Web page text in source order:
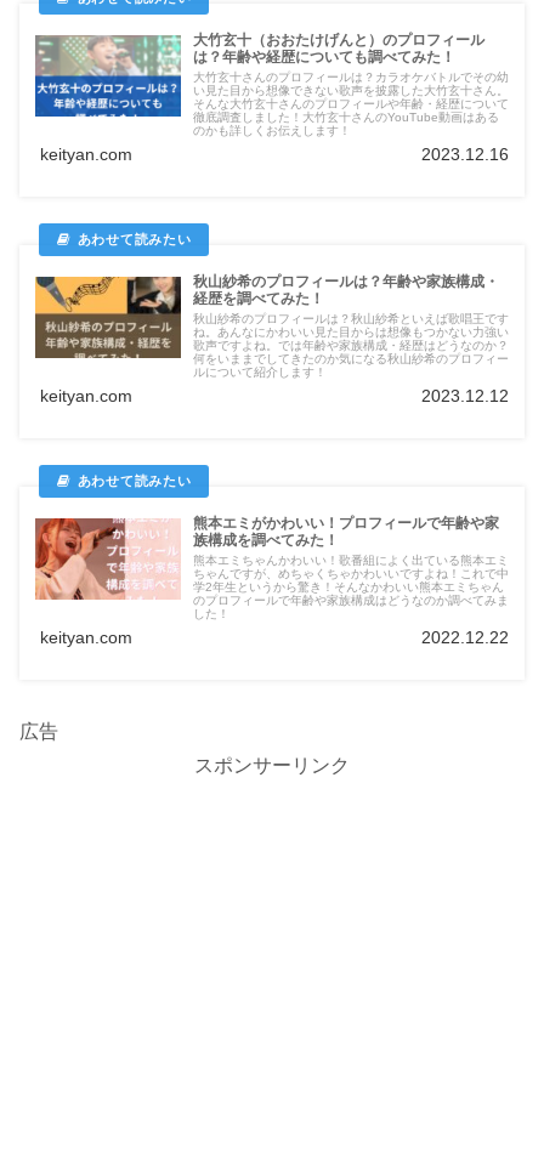
大竹玄十（おおたけげんと）のプロフィール
は？年齢や経歴についても調べてみた！
大竹玄十さんのプロフィールは？カラオケバトルでその幼
い見た目から想像できない歌声を披露した大竹玄十さん。
そんな大竹玄十さんのプロフィールや年齢・経歴について
徹底調査しました！大竹玄十さんのYouTube動画はある
のかも詳しくお伝えします！
keityan.com 2023.12.16
秋山紗希のプロフィールは？年齢や家族構成・
経歴を調べてみた！
秋山紗希のプロフィールは？秋山紗希といえば歌唱王です
ね。あんなにかわいい見た目からは想像もつかない力強い
歌声ですよね。では年齢や家族構成・経歴はどうなのか？
何をいままでしてきたのか気になる秋山紗希のプロフィー
ルについて紹介します！
keityan.com 2023.12.12
熊本エミがかわいい！プロフィールで年齢や家
族構成を調べてみた！
熊本エミちゃんかわいい！歌番組によく出ている熊本エミ
ちゃんですが、めちゃくちゃかわいいですよね！これで中
学2年生というから驚き！そんなかわいい熊本エミちゃん
のプロフィールで年齢や家族構成はどうなのか調べてみま
した！
keityan.com 2022.12.22
広告
スポンサーリンク